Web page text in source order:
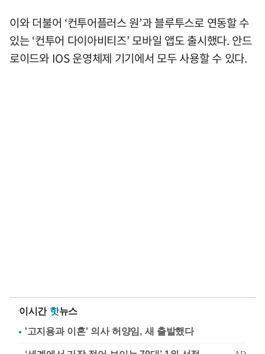
이와 더불어 ‘컨투어플러스 원’과 블루투스로 연동할 수
있는 ‘컨투어 다이아비티즈’ 모바일 앱도 출시했다. 안드
로이드와 IOS 운영체제 기기에서 모두 사용할 수 있다.
이시간 핫뉴스
'고지용과 이혼' 의사 허양임, 새 출발했다